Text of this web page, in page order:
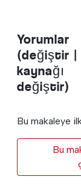
Yorumlar
(değiştir |
kaynağı
değiştir)
Bu makaleye
Bu